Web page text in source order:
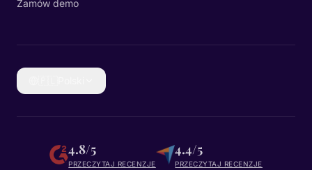
Zamów demo
4.8/5
PRZECZYTAJ RECENZJE
4.4/5
PRZECZYTAJ RECENZJE